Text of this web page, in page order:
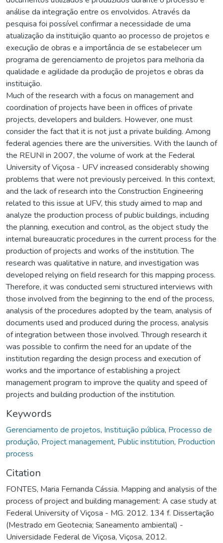
análise da integração entre os envolvidos. Através da
pesquisa foi possível confirmar a necessidade de uma
atualização da instituição quanto ao processo de projetos e
execução de obras e a importância de se estabelecer um
programa de gerenciamento de projetos para melhoria da
qualidade e agilidade da produção de projetos e obras da
instituição.
Much of the research with a focus on management and
coordination of projects have been in offices of private
projects, developers and builders. However, one must
consider the fact that it is not just a private building. Among
federal agencies there are the universities. With the launch of
the REUNI in 2007, the volume of work at the Federal
University of Viçosa - UFV increased considerably showing
problems that were not previously perceived. In this context,
and the lack of research into the Construction Engineering
related to this issue at UFV, this study aimed to map and
analyze the production process of public buildings, including
the planning, execution and control, as the object study the
internal bureaucratic procedures in the current process for the
production of projects and works of the institution. The
research was qualitative in nature, and investigation was
developed relying on field research for this mapping process.
Therefore, it was conducted semi structured interviews with
those involved from the beginning to the end of the process,
analysis of the procedures adopted by the team, analysis of
documents used and produced during the process, analysis
of integration between those involved. Through research it
was possible to confirm the need for an update of the
institution regarding the design process and execution of
works and the importance of establishing a project
management program to improve the quality and speed of
projects and building production of the institution.
Keywords
Gerenciamento de projetos, Instituição pública, Processo de
produção, Project management, Public institution, Production
process
Citation
FONTES, Maria Fernanda Cássia. Mapping and analysis of the
process of project and building management: A case study at
Federal University of Viçosa - MG. 2012. 134 f. Dissertação
(Mestrado em Geotecnia; Saneamento ambiental) -
Universidade Federal de Viçosa, Viçosa, 2012.